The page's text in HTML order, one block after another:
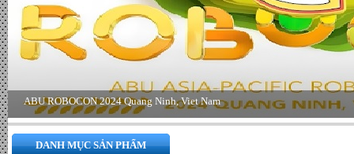
DANH MỤC SẢN PHẨM
Động cơ Servo có bộ giảm tốc
rời loại 60W - Đơn giá : 650.000
VND